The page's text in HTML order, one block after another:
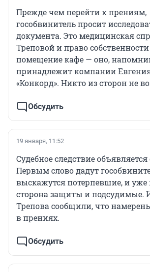
Прежде чем перейти к прениям,
гособвинитель просит
документа. Это медицинская
Треповой и право
помещение кафе — оно,
принадлежит компании
«Конкорд». Никто из сторон не
Обсудить
19 января, 11:52
Судебное следствие
Первым слово дадут
выскажутся потерпевшие, и уже
сторона защиты и подсудимые.
Трепова сообщили, что
в прениях.
Обсудить